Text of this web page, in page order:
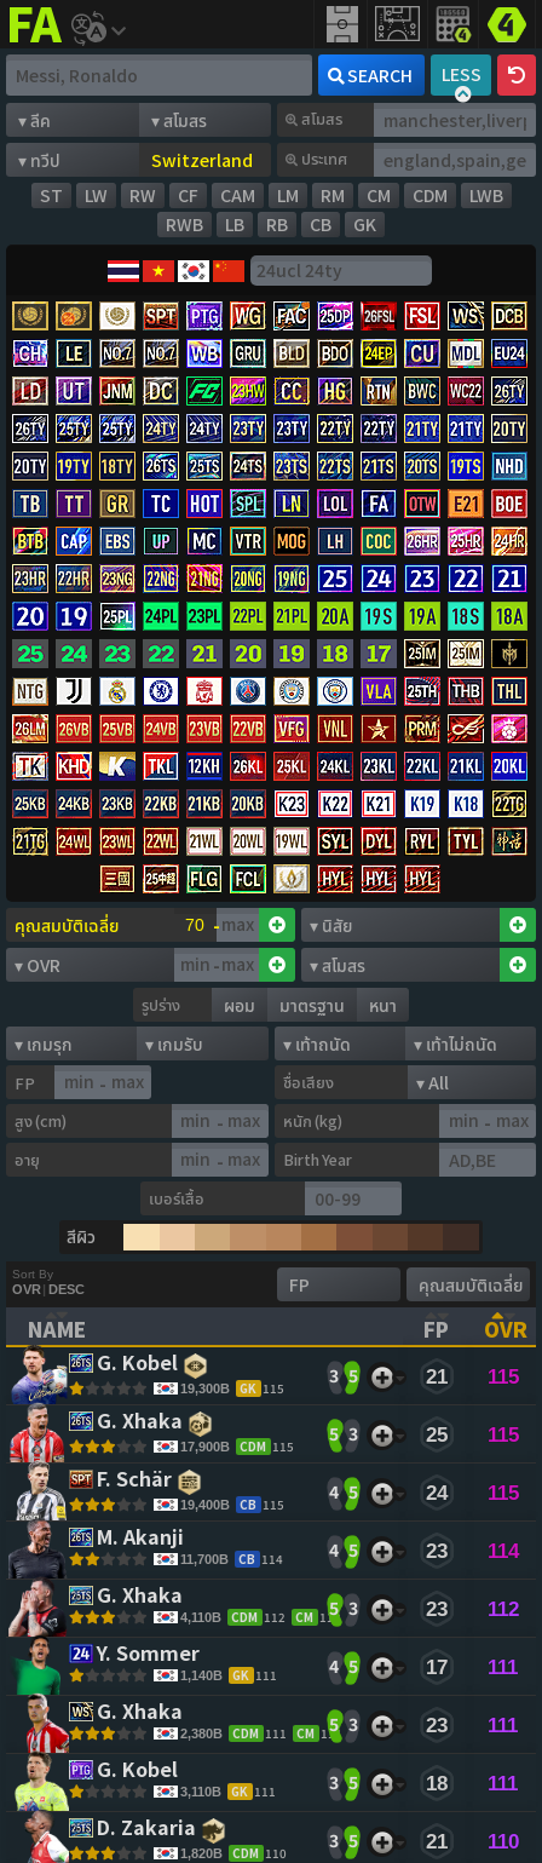
FIFAaddict SEARCH LESS
สโมสร
ประเทศ
ST LW RW CF CAM LM RM CM CDM
LWB
RWB
LB RB CB GK
-
-
รูปร่าง ผอม มาตรฐาน หนา
FP -
ชื่อเสียง
สูง (cm)
- หนัก (kg) -
อายุ -
Birth Year
เบอร์เสื้อ
สีผิว
Sort By
OVR| DESC
NAME
(CLICK TO CLEAR SORTING)
FP
OVR
G. Kobel
19,300B GK 115
3 5 21 115
G. Xhaka
17,900B CDM 115
5 3 25 115
F. Schär
19,400B CB 115
4 5 24 115
M. Akanji
11,700B CB 114 4 5 23 114
G. Xhaka
4,110B CDM 112 CM 112
5 3 23 112
Y. Sommer
1,140B GK 111 4 5 17 111
G. Xhaka
2,380B CDM 111 CM 111
5 3 23 111
G. Kobel
3,110B GK 111 3 5 18 111
D. Zakaria
1,820B CDM 110
3 5 21 110